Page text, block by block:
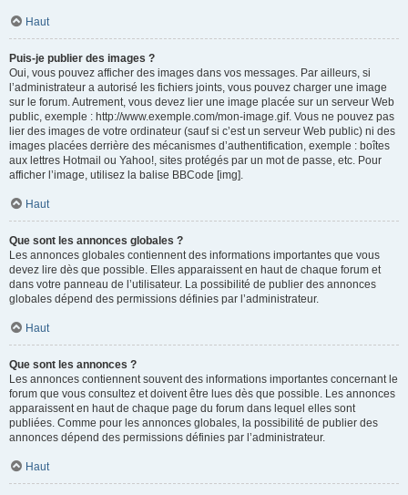
Haut
Puis-je publier des images ?
Oui, vous pouvez afficher des images dans vos messages. Par ailleurs, si
l’administrateur a autorisé les fichiers joints, vous pouvez charger une image
sur le forum. Autrement, vous devez lier une image placée sur un serveur Web
public, exemple : http://www.exemple.com/mon-image.gif. Vous ne pouvez pas
lier des images de votre ordinateur (sauf si c’est un serveur Web public) ni des
images placées derrière des mécanismes d’authentification, exemple : boîtes
aux lettres Hotmail ou Yahoo!, sites protégés par un mot de passe, etc. Pour
afficher l’image, utilisez la balise BBCode [img].
Haut
Que sont les annonces globales ?
Les annonces globales contiennent des informations importantes que vous
devez lire dès que possible. Elles apparaissent en haut de chaque forum et
dans votre panneau de l’utilisateur. La possibilité de publier des annonces
globales dépend des permissions définies par l’administrateur.
Haut
Que sont les annonces ?
Les annonces contiennent souvent des informations importantes concernant le
forum que vous consultez et doivent être lues dès que possible. Les annonces
apparaissent en haut de chaque page du forum dans lequel elles sont
publiées. Comme pour les annonces globales, la possibilité de publier des
annonces dépend des permissions définies par l’administrateur.
Haut